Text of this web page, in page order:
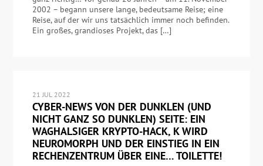
2002 – begann unsere lange, bedeutsame Reise; eine
Reise, auf der wir uns tatsächlich immer noch befinden.
Ein großes, grandioses Projekt, das […]
21 JUL 2022
CYBER-NEWS VON DER DUNKLEN (UND
NICHT GANZ SO DUNKLEN) SEITE: EIN
WAGHALSIGER KRYPTO-HACK, K WIRD
NEUROMORPH UND DER EINSTIEG IN EIN
RECHENZENTRUM ÜBER EINE… TOILETTE!